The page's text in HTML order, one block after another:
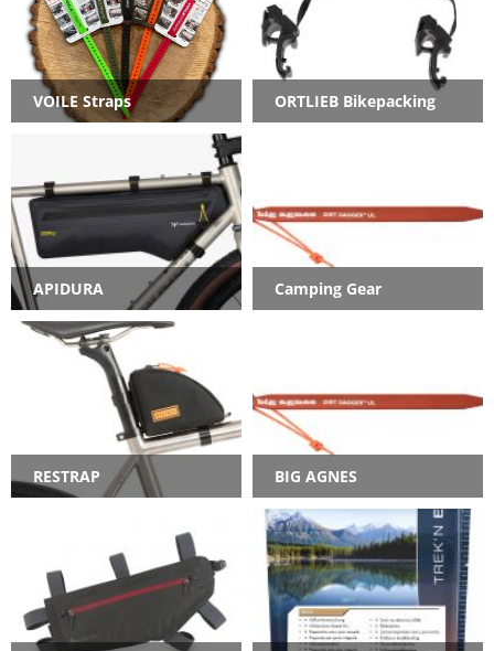
Camping Gear
APIDURA
ORTLIEB Bikepacking
VOILE Straps
BIG AGNES
RESTRAP